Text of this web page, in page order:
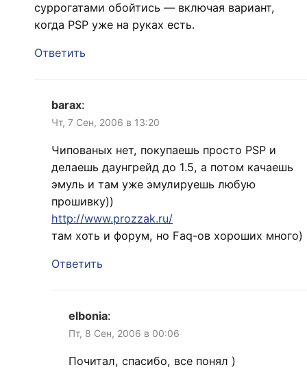
суррогатами обойтись — включая вариант,
когда PSP уже на руках есть.
Ответить
barax:
Чт, 7 Сен, 2006 в 13:20
Чипованых нет, покупаешь просто PSP и
делаешь даунгрейд до 1.5, а потом качаешь
эмуль и там уже эмулируешь любую
прошивку))
http://www.prozzak.ru/
там хоть и форум, но Faq-ов хороших много)
Ответить
elbonia:
Пт, 8 Сен, 2006 в 00:06
Почитал, спасибо, все понял )